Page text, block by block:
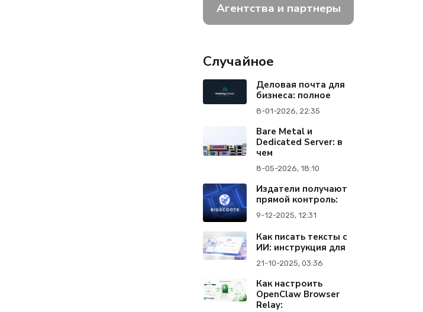
Агентства и партнеры
Случайное
Деловая почта для
бизнеса: полное
8-01-2026, 22:35
Bare Metal и
Dedicated Server: в
чем
8-05-2026, 18:10
Издатели получают
прямой контроль:
9-12-2025, 12:31
Как писать тексты с
ИИ: инструкция для
21-10-2025, 03:36
Как настроить
OpenClaw Browser
Relay: